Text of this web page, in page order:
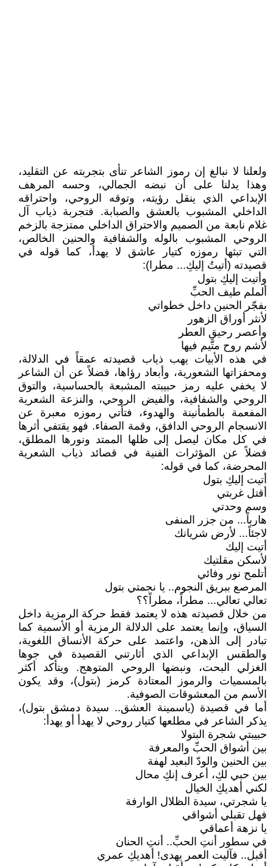
ولعلنا لا نبالغ إن رموز الشاعر تنأى بتجربته عن التقليد،
وهذا يدلنا على أن نبضه الجمالي، وحسه المرهف
الإبداعي الذي ينقل رؤيته، وتوقه الروحي، واحتراقه
الداخلي المشبوب بالعشق والصبابة. فتجربة ذياب آل
غلام نابعة من الصميم والاحتراق الداخلي ممتزجة بالزخم
الروحي المشبوب بالوله والشفافية والحنين الخالص،
التي تبثها رموزه كتيار عاشق لا يهدأ، كما قوله في
قصيدته (أتيتُ إليكِ... مطرا):
وأتيت إليكِ بتول
ألملم طيف الحبِّ
بفجّر الحنين داخل خطواتي
لأنثر أوراق الزهور
وأعصر رحيق العطر
لأشم روح متَّيم فيها
في هذه الأبيات يهب ذياب قصيدته عمقاً في الدلالة،
ومحفزاتها الشعورية، وأبعاد رؤاها، فضلاً عن أن الشاعر
لا يخفي عليه رمز حبيبته المشبعة بالحساسية، والتوق
الروحي والشفافية، والفيض الروحي، والنزعة الشعرية
المفعمة بالطمأنينة والهدوء، فتأتي رموزه معبرة عن
الانسجام الروحي الدافق، وقمة الصفاء. فهو يقتفي أثرها
في كل مكان ليصل إلى ظلها الممتد ونورها المطلق،
فضلاً عن المؤثرات الفنية في قصائد ذياب الشعرية
المحرضة، كما في قوله:
أتيت إليكِ بتول
أقتل غربتي
وسم وحدتي
هارباً... من جزر المنفى
لاجئاً... لأرض شريانك
أتيت إليك
لأسكن مقلتيك
أتلمح نور وفائي
المرصع ببريق النجوم.. يا نجمتي بتول
تعالي تعالي... مطراً، مطراً؟؟
من خلال قصيدته هذه لا يعتمد فقط حركة الرمزية داخل
السياق، وإنما يعتمد على الدلالة الرمزية أو الأسمية كما
تبادر إلى الذهن، واعتمد على حركة الأنساق اللغوية،
والطقس الإبداعي الذي أثارتني القصيدة في جوها
الغزلي البحت، ونبضها الروحي المتوهج. ويتأكد أكثر
بالمسميات والرموز المعتادة كرمز (بتول)، وقد يكون
الأسم من المعشوقات الصوفية.
أما في قصيدة (ياسمينة العشق.. سيدة دمشق بتول)،
يذكر الشاعر في مطلعها كتيار روحي لا يهدأ أو يهدأ:
حبيبتي شجرة البتولا
بين أشواق الحبِّ والمعرفة
بين الحنين والودّ البعيد لهفة
بين حبي لكِ، أعرف إنكِ محال
لكني أهديكِ الخيال
يا شجرتي، سيدة الظلال الوارفة
فهل تقبلي أشواقي
يا نزهة أعماقي
في سطور أنتِ الحبِّ.. أنتِ الحنان
أقبل.. فآليت العمر يهدى! أهديكِ عمري